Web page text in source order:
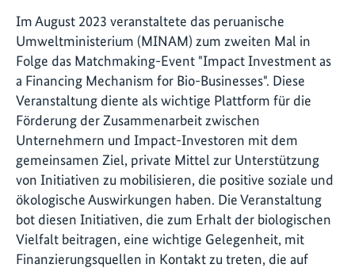
Im August 2023 veranstaltete das peruanische
Umweltministerium (MINAM) zum zweiten Mal in
Folge das Matchmaking-Event "Impact Investment as
a Financing Mechanism for Bio-Businesses". Diese
Veranstaltung diente als wichtige Plattform für die
Förderung der Zusammenarbeit zwischen
Unternehmern und Impact-Investoren mit dem
gemeinsamen Ziel, private Mittel zur Unterstützung
von Initiativen zu mobilisieren, die positive soziale und
ökologische Auswirkungen haben. Die Veranstaltung
bot diesen Initiativen, die zum Erhalt der biologischen
Vielfalt beitragen, eine wichtige Gelegenheit, mit
Finanzierungsquellen in Kontakt zu treten, die auf